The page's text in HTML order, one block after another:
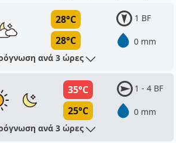
28°C
28°C
1 BF
0 mm
ανά 3 ώρες
35°C
25°C
1 - 4 BF
0 mm
ανά 3 ώρες